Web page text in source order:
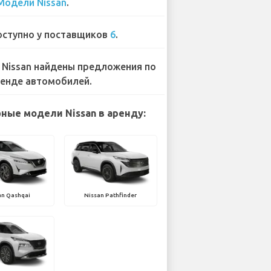
Nissan.
у поставщиков 6.
Nissan найдены предложения по
автомобилей.
модели Nissan в аренду:
Qashqai Nissan Pathfinder